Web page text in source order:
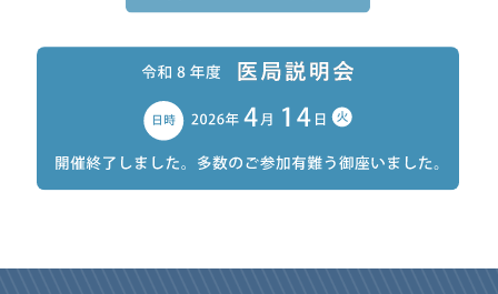
プレスリリース「世界で最も影響力のある科学者トップ2%」に
当科金澤 博准教授が選出されました。
お知らせ
「呼吸調節機能不全症の有病率が11％であることが判明」当
科大学院生 平位Drの論文がプレスリリースされました。
forumのページを更新しました。
更新情報
主催学会、スタッフ一覧のページを更新しました。
スタッフ一覧、教室の出来事・ニュース、主催学会、臨床研究の